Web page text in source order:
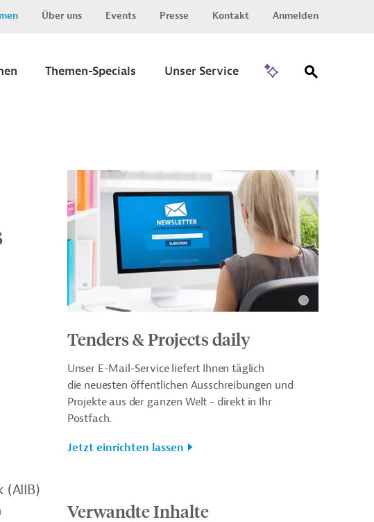
Über uns Events Presse Kontakt Anmelden
Themen-Specials Unser Service
(AIIB)
Tenders & Projects daily
Unser E-Mail-Service liefert Ihnen täglich
die neuesten öffentlichen Ausschreibungen und
Projekte aus der ganzen Welt - direkt in Ihr
Postfach.
Jetzt einrichten lassen
Verwandte Inhalte